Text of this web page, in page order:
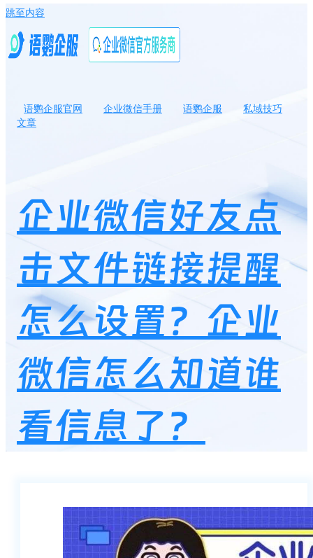
跳至内容
语鹦企服官网 企业微信手册 语鹦企服
私域技巧
文章
企业微信好友点
击文件链接提醒
怎么设置？企业
微信怎么知道谁
看信息了？